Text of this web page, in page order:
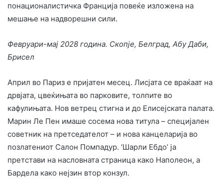
понационалистичка Франција повеќе изложена на
мешање на надворешни сили.
Февруари-мај 2028 година. Скопје, Белград, Абу Даби,
Брисел
Април во Париз е пријатен месец. Лисјата се враќаат на
дрвјата, цвеќињата во парковите, толпите во
кафулињата. Нов ветрец стигна и до Елисејската палата.
Марин Ле Пен имаше сосема нова титула – специјален
советник на претседателот – и нова канцеларија во
позлатениот Салон Помпадур. ‘Шарли Ебдо’ ја
претстави на насловната страница како Наполеон, а
Бардела како нејзин втор конзул.